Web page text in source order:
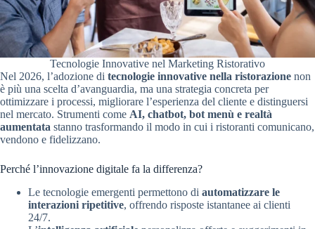
Tecnologie Innovative nel Marketing Ristorativo
Nel 2026, l’adozione di tecnologie innovative nella ristorazione non
è più una scelta d’avanguardia, ma una strategia concreta per
ottimizzare i processi, migliorare l’esperienza del cliente e distinguersi
nel mercato. Strumenti come AI, chatbot, bot menù e realtà
aumentata stanno trasformando il modo in cui i ristoranti comunicano,
vendono e fidelizzano.
Perché l’innovazione digitale fa la differenza?
Le tecnologie emergenti permettono di automatizzare le
interazioni ripetitive, offrendo risposte istantanee ai clienti
24/7.